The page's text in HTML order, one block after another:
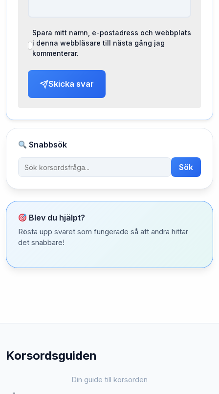
Spara mitt namn, e-postadress och webbplats
i denna webbläsare till nästa gång jag
kommenterar.
Skicka svar
Snabbsök
Sök
Blev du hjälpt?
Rösta upp svaret som fungerade så att andra hittar
det snabbare!
Korsordsguiden
Din guide till korsorden